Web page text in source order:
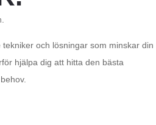
och lösningar som minskar din
hjälpa dig att hitta den bästa